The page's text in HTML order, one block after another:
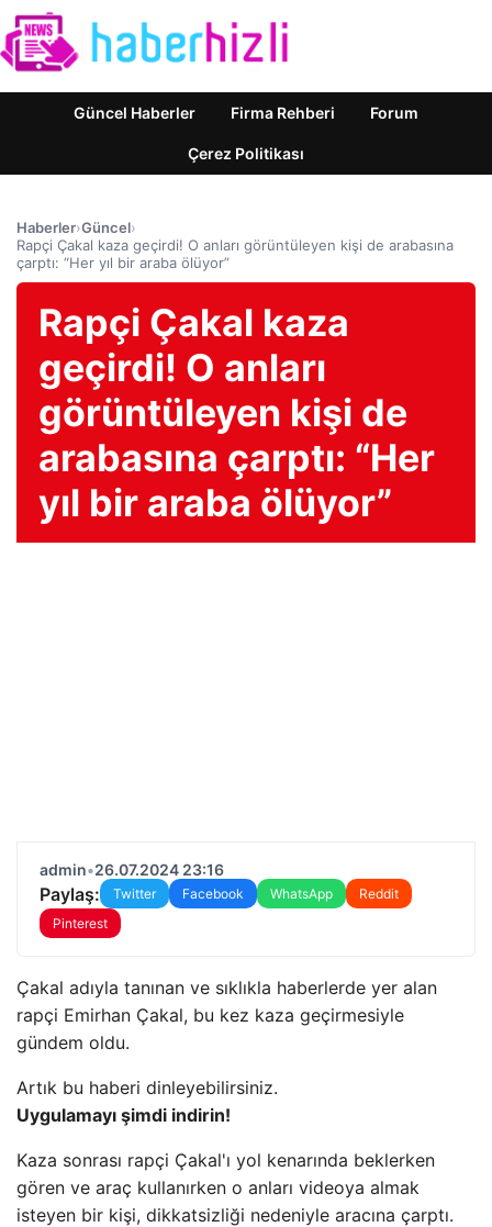
Güncel Haberler Firma Rehberi Forum
Çerez Politikası
Haberler›Güncel›
Rapçi Çakal kaza geçirdi! O anları görüntüleyen kişi de arabasına
çarptı: “Her yıl bir araba ölüyor”
Rapçi Çakal kaza
geçirdi! O anları
görüntüleyen kişi de
arabasına çarptı: “Her
yıl bir araba ölüyor”
admin•26.07.2024 23:16
Paylaş: Twitter Facebook WhatsApp
Reddit
Pinterest
Çakal adıyla tanınan ve sıklıkla haberlerde yer alan
rapçi Emirhan Çakal, bu kez kaza geçirmesiyle
gündem oldu.
Artık bu haberi dinleyebilirsiniz.
Uygulamayı şimdi indirin!
Kaza sonrası rapçi Çakal'ı yol kenarında beklerken
gören ve araç kullanırken o anları videoya almak
isteyen bir kişi, dikkatsizliği nedeniyle aracına çarptı.